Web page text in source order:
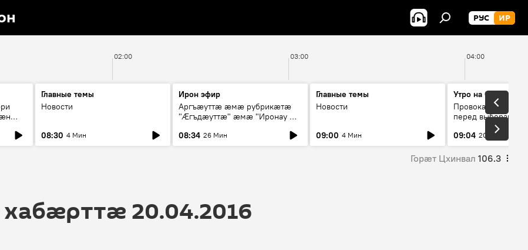
РУС ИР
02:00 03:00 04:00
Главные темы
Новости
08:30 4 Мин
Ирон эфир
Аргъæуттæ æмæ рубрикæтæ
"Æгъдæуттæ" æмæ "Иронау æй
08:34 26 Мин
Главные темы
Новости
09:00 4 Мин
Утро на Спутнике
Провокации со
перед выборами в
09:04 20 Мин
Горӕт Цхинвал 106.3
20.04.2016